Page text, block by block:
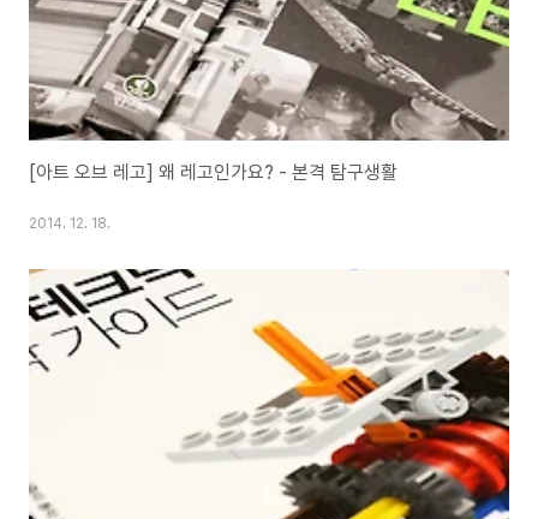
[아트 오브 레고] 왜 레고인가요? - 본격 탐구생활
2014. 12. 18.